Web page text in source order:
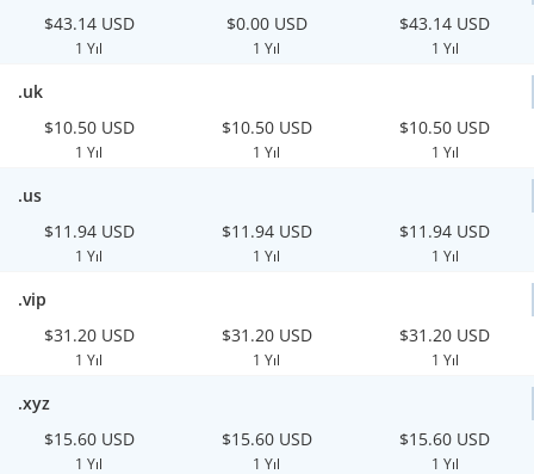
$43.14 USD
1 Yıl
$0.00 USD
1 Yıl
$43.14 USD
1 Yıl
.uk
$10.50 USD
1 Yıl
$10.50 USD
1 Yıl
$10.50 USD
1 Yıl
.us
$11.94 USD
1 Yıl
$11.94 USD
1 Yıl
$11.94 USD
1 Yıl
.vip
$31.20 USD
1 Yıl
$31.20 USD
1 Yıl
$31.20 USD
1 Yıl
.xyz
$15.60 USD
1 Yıl
$15.60 USD
1 Yıl
$15.60 USD
1 Yıl